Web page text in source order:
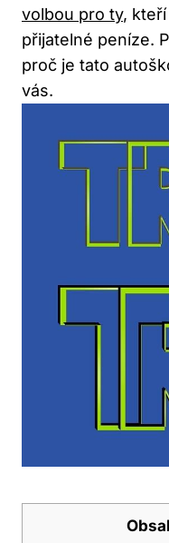
volbou pro ty,
přijatelné peníze.
proč je tato
vás.